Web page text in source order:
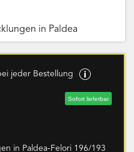
in Paldea
jeder Bestellung
Sofort lieferbar
in Paldea-Felori 196/193